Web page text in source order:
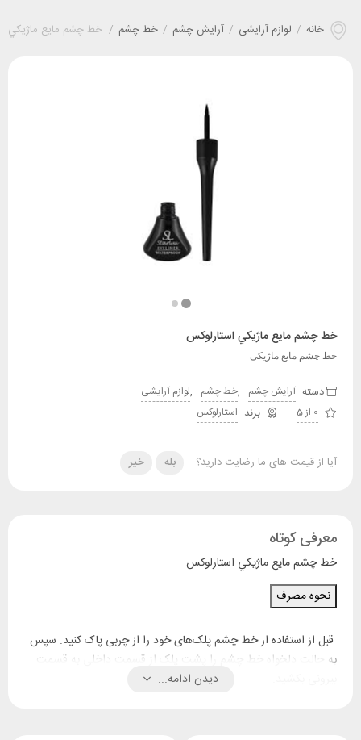
خانه / لوازم آرایشی / آرایش چشم / خط چشم / خط چشم مايع ماژيکي
خط چشم مايع ماژيکي استارلوکس
خط چشم مایع ماژیکی
دسته: آرایش چشم ,خط چشم ,لوازم آرایشی
0 از 5
استارلوکس
آیا از قیمت های ما رضایت دارید؟ بله خیر
معرفی کوتاه
خط چشم مايع ماژيکي استارلوکس
نحوه مصرف
قبل از استفاده از خط چشم پلک‌های خود را از چربی پاک کنید. سپس
به حالت دلخواه خط چشم را پشت پلک از قسمت داخلی به قسمت
دیدن ادامه...